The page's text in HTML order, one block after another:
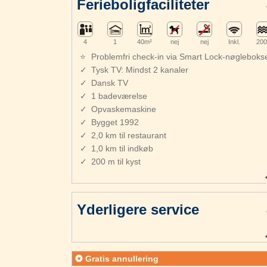
Ferieboligfaciliteter
4 1 40m² nej nej Inkl.
Problemfri check-in via Smart Lock-
Tysk TV: Mindst 2 kanaler
Dansk TV
1 badeværelse
Opvaskemaskine
Bygget 1992
2,0 km til restaurant
1,0 km til indkøb
200 m til kyst
Yderligere service
Gratis annullering